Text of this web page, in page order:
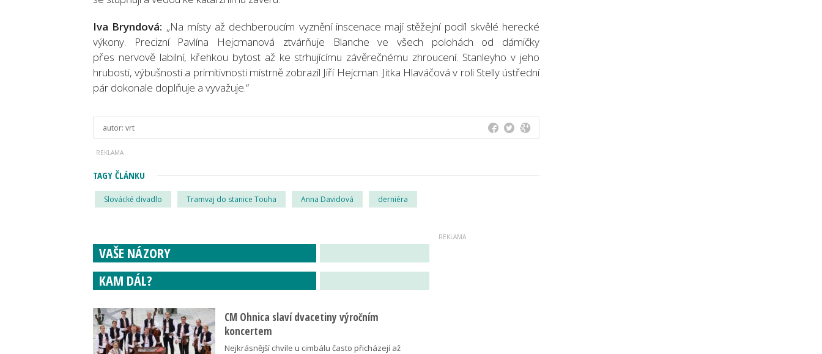
Iva Bryndová: „Na místy až dechberoucím vyznění inscenace mají stěžejní podíl skvělé herecké
výkony. Precizní Pavlína Hejcmanová ztvárňuje Blanche ve všech polohách od dámičky
přes nervově labilní, křehkou bytost až ke strhujícímu závěrečnému zhroucení. Stanleyho v jeho
hrubosti, výbušnosti a primitivnosti mistrně zobrazil Jiří Hejcman. Jitka Hlaváčová v roli Stelly ústřední
pár dokonale doplňuje a vyvažuje.“
autor: vrt
TAGY ČLÁNKU
Slovácké divadlo Tramvaj do stanice Touha Anna Davidová derniéra
VAŠE NÁZORY
KAM DÁL?
CM Ohnica slaví dvacetiny výročním
koncertem
Nejkrásnější chvíle u cimbálu často přicházejí až